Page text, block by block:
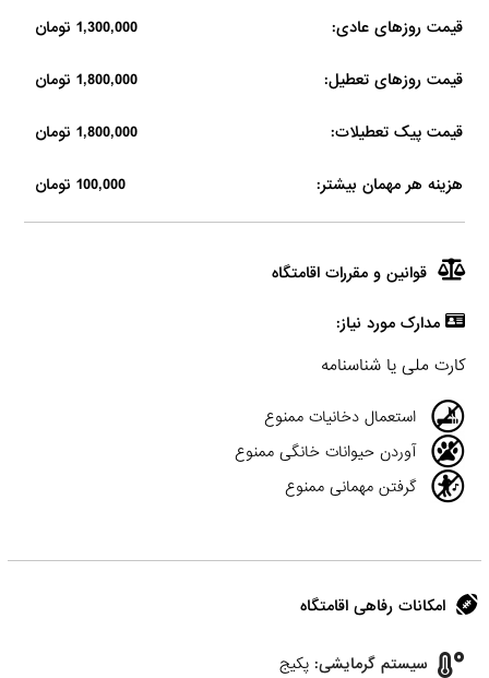
قیمت روزهای عادی: 1,300,000 تومان
قیمت روزهای تعطیل: 1,800,000 تومان
قیمت پیک تعطیلات: 1,800,000 تومان
هزینه هر مهمان بیشتر: 100,000 تومان
قوانین و مقررات اقامتگاه
مدارک مورد نیاز:
کارت ملی یا شناسنامه
استعمال دخانیات ممنوع
آوردن حیوانات خانگی ممنوع
گرفتن مهمانی ممنوع
امکانات رفاهی اقامتگاه
سیستم گرمایشی: پکیج